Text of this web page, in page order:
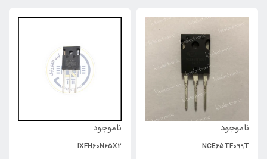
ناموجود
NCE65TF099T
ناموجود
IXFH60N65X2